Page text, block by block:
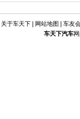
关于车天下| 网站地图
车友
车天下汽车